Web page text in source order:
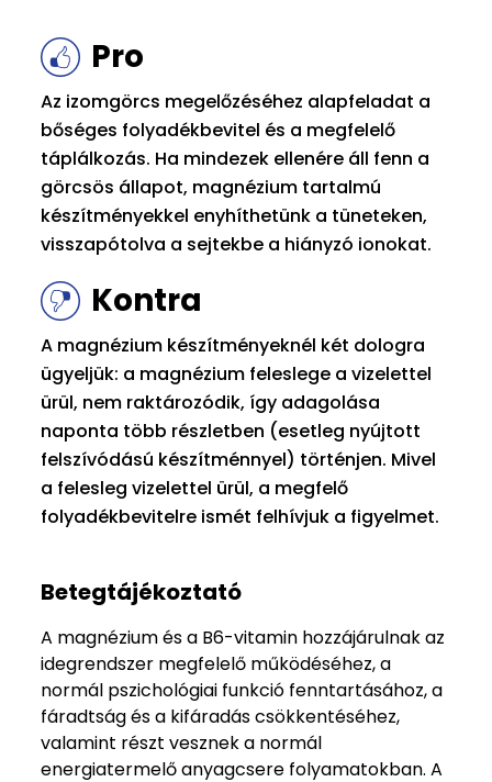
Pro
Az izomgörcs megelőzéséhez alapfeladat a
bőséges folyadékbevitel és a megfelelő
táplálkozás. Ha mindezek ellenére áll fenn a
görcsös állapot, magnézium tartalmú
készítményekkel enyhíthetünk a tüneteken,
visszapótolva a sejtekbe a hiányzó ionokat.
Kontra
A magnézium készítményeknél két dologra
ügyeljük: a magnézium feleslege a vizelettel
ürül, nem raktározódik, így adagolása
naponta több részletben (esetleg nyújtott
felszívódású készítménnyel) történjen. Mivel
a felesleg vizelettel ürül, a megfelő
folyadékbevitelre ismét felhívjuk a figyelmet.
Betegtájékoztató
A magnézium és a B6-vitamin hozzájárulnak az
idegrendszer megfelelő működéséhez, a
normál pszichológiai funkció fenntartásához, a
fáradtság és a kifáradás csökkentéséhez,
valamint részt vesznek a normál
energiatermelő anyagcsere folyamatokban. A